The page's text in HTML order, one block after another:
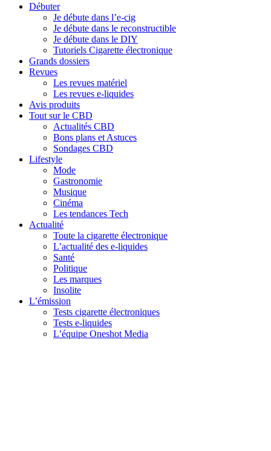
Débuter
Je débute dans l’e-cig
Je débute dans le reconstructible
Je débute dans le DIY
Tutoriels Cigarette électronique
Grands dossiers
Revues
Les revues matériel
Les revues e-liquides
Avis produits
Tout sur le CBD
Actualités CBD
Bons plans et Astuces
Sondages CBD
Lifestyle
Mode
Gastronomie
Musique
Cinéma
Les tendances Tech
Actualité
Toute la cigarette électronique
L’actualité des e-liquides
Santé
Politique
Les marques
Insolite
L’émission
Tests cigarette électroniques
Tests e-liquides
L’équipe Oneshot Media